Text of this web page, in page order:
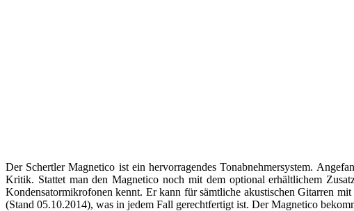
Der Schertler Magnetico ist ein hervorragendes Tonabnehmersystem.
Kritik. Stattet man den Magnetico noch mit dem optional erhältlichem
Kondensatormikrofonen kennt. Er kann für sämtliche akustischen Gitarren
(Stand 05.10.2014), was in jedem Fall gerechtfertigt ist. Der Magnetico